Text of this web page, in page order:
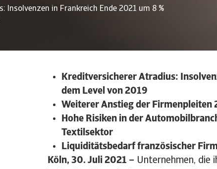
Insolvenzen in Frankreich Ende 2021 um 8 %
Kreditversicherer Atradius:
dem Level von 2019
Weiterer Anstieg der Firmenpleiten
Hohe Risiken in der
Textilsektor
Liquiditätsbedarf französischer
Köln, 30. Juli 2021 – Unternehmen, die